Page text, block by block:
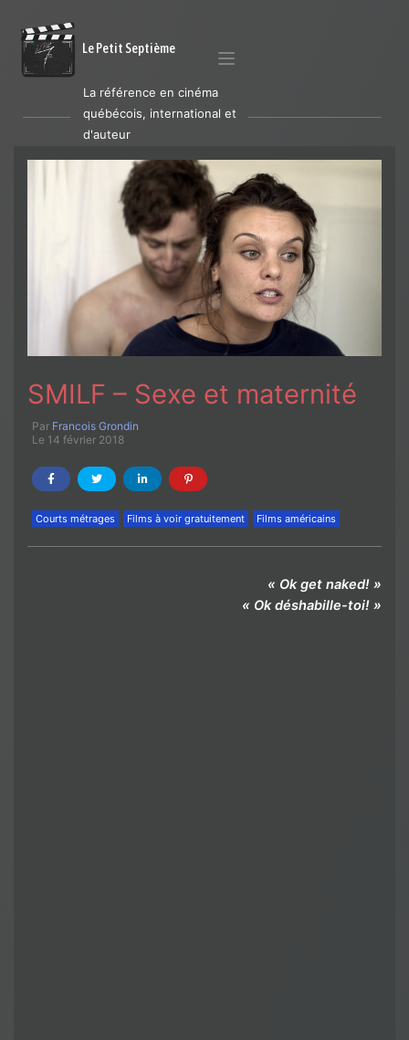
Le Petit Septième
La référence en cinéma
québécois, international et
d'auteur
SMILF – Sexe et maternité
Par Francois Grondin
Le 14 février 2018
Courts métrages Films à voir gratuitement Films américains
« Ok get naked! »
« Ok déshabille-toi! »